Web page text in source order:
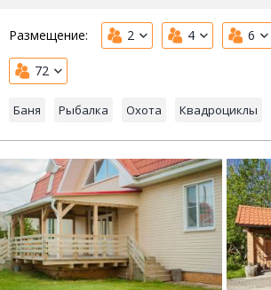
Размещение: 2 4 6
72
Баня Рыбалка Охота Квадроциклы